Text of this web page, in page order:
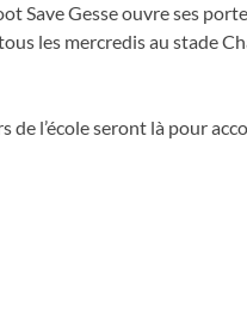
Save Gesse ouvre ses
les mercredis au stade
l’école seront là pour